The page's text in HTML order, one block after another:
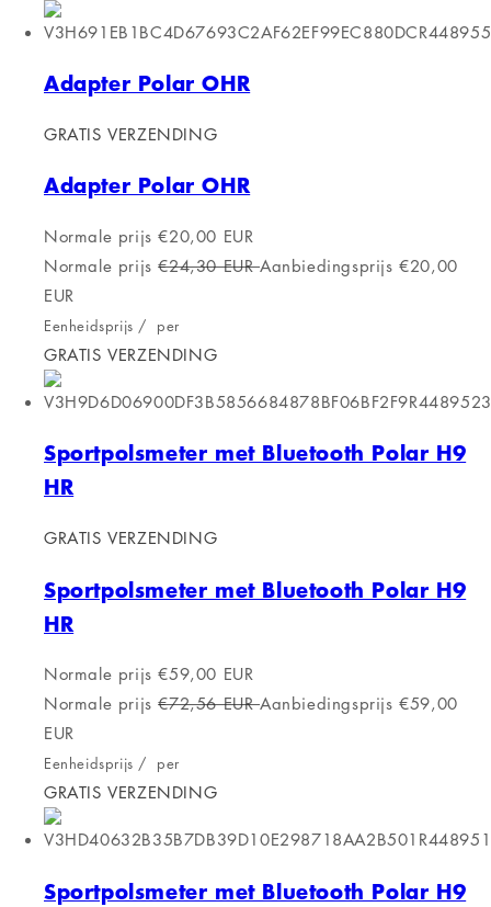
Adapter Polar OHR
GRATIS VERZENDING
Adapter Polar OHR
Normale prijs €20,00 EUR
Normale prijs €24,30 EURAanbiedingsprijs €20,00
EUR
Eenheidsprijs / per
GRATIS VERZENDING
Sportpolsmeter met Bluetooth Polar H9
HR
GRATIS VERZENDING
Sportpolsmeter met Bluetooth Polar H9
HR
Normale prijs €59,00 EUR
Normale prijs €72,56 EURAanbiedingsprijs €59,00
EUR
Eenheidsprijs / per
GRATIS VERZENDING
Sportpolsmeter met Bluetooth Polar H9